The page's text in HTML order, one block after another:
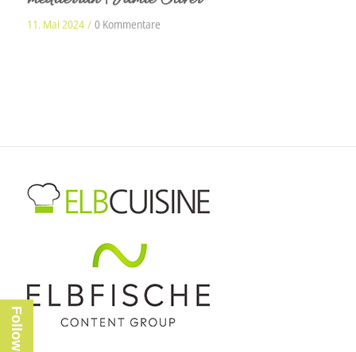
11. Mai 2024 / 0 Kommentare
Follow